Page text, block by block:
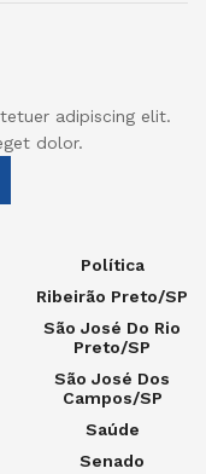
adipiscing elit.
dolor.
Política
Ribeirão Preto/SP
São José Do Rio
Preto/SP
São José Dos
Campos/SP
Saúde
Senado